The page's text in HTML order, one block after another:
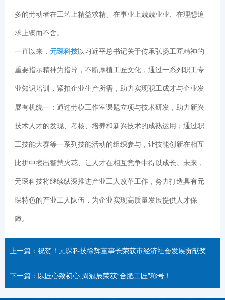
多的劳动者在工艺上精益求精、在事业上兢兢业业、在理想追
求上锲而不舍。
一直以来， 元琛科技以习近平总书记关于传承弘扬工匠精神的
重要指示精神为指导，不断厚植工匠文化，通过一系列职工专
业知识培训，紧扣企业生产所需，助力实现职工成才与企业发
展有机统一；通过劳模工作室课题立项与技术研发，助力新兴
技术人才的发现、考核、培养和新兴技术的成熟运用；通过职
工技能大赛等一系列技能活动的组织参与，让技能创新在相互
比拼中擦出智慧火花、让人才在相互竞争中得以成长。未来，
元琛科技将继续纵深推进产业工人改革工作，努力打造具有元
琛特色的产业工人队伍，为企业实现高质量发展提供人才保
障。
下一篇：以匠心致初心,周冠辰荣获“合肥工匠”称号！